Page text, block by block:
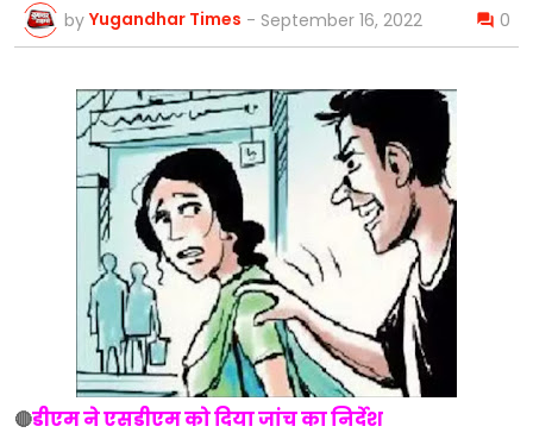
by Yugandhar Times - September 16, 2022 0
🔴डीएम ने एसडीएम को दिया जांच का निर्देश